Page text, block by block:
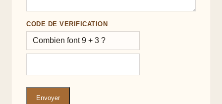
CODE DE VERIFICATION
Combien font 9 + 3 ?
Envoyer